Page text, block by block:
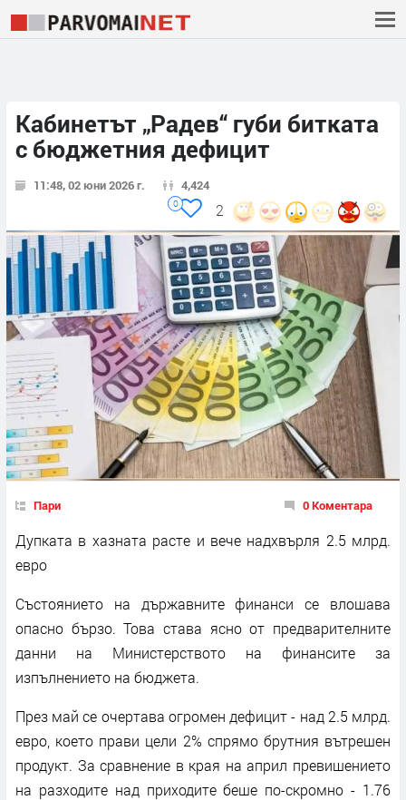
Кабинетът „Радев“ губи битката
с бюджетния дефицит
11:48, 02 юни 2026 г. 4,424
2
0
Пари 0 Коментара
Дупката в хазната расте и вече надхвърля 2.5 млрд.
евро
Състоянието на държавните финанси се влошава
опасно бързо. Това става ясно от предварителните
данни на Министерството на финансите за
изпълнението на бюджета.
През май се очертава огромен дефицит - над 2.5 млрд.
евро, което прави цели 2% спрямо брутния вътрешен
продукт. За сравнение в края на април превишението
на разходите над приходите беше по-скромно - 1.76